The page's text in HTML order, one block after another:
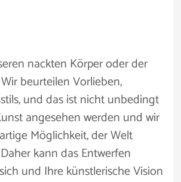
nackten Körper oder der
beurteilen Vorlieben,
und das ist nicht unbedingt
angesehen werden und wir
Möglichkeit, der Welt
kann das Entwerfen
und Ihre künstlerische Vision